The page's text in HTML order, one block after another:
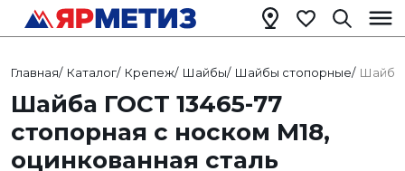
Главная/ Каталог/ Крепеж/ Шайбы/ Шайбы стопорные/ Шайба
Шайба ГОСТ 13465-77
стопорная с носком М18,
оцинкованная сталь